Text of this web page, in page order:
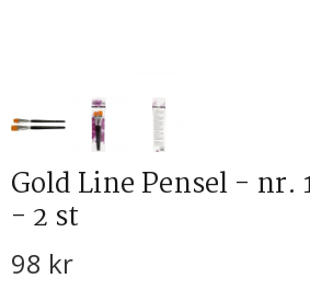
Gold Line Pensel - nr.
- 2 st
98 kr